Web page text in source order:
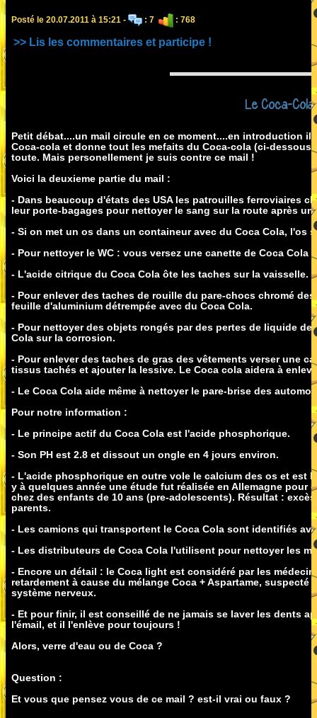
Posté le 20.07.2011 à 15:21 - : 7 : 768
>> Lis les commentaires et participe !
Le Coca-
Petit débat....un mail circule en ce moment....en introduction
Coca-cola et donne tout les mefaits du Coca-cola (ci-
toute. Mais personellement je suis contre ce mail !
Voici la deuxieme partie du mail :
- Dans beaucoup d'états des USA les patrouilles ferroviaires
leur porte-bagages pour nettoyer le sang sur la route après un
- Si on met un os dans un containeur avec du Coca Cola, l'os
- Pour nettoyer le WC : vous versez une canette de Coca
- L'acide citrique du Coca Cola ôte les taches sur la vaisselle.
- Pour enlever des taches de rouille du pare-chocs chromé
feuille d'aluminium détrempée avec du Coca Cola.
- Pour nettoyer des objets rongés par des pertes de liquide
Cola sur la corrosion.
- Pour enlever des taches de gras des vêtements verser une
tissus tachés et ajouter la lessive. Le Coca cola aidera à
- Le Coca Cola aide même à nettoyer le pare-brise des
Pour notre information :
- Le principe actif du Coca Cola est l'acide phosphorique.
- Son PH est 2.8 et dissout un ongle en 4 jours environ.
- L'acide phosphorique en outre vole le calcium des os et est
y à quelques année une étude fut réalisée en Allemagne
chez des enfants de 10 ans (pre-adolescents). Résultat :
parents.
- Les camions qui transportent le Coca Cola sont identifiés
- Les distributeurs de Coca Cola l'utilisent pour nettoyer les
- Encore un détail : le Coca light est considéré par les
retardement à cause du mélange Coca + Aspartame,
système nerveux.
- Et pour finir, il est conseillé de ne jamais se laver les dents
l'émail, et il l'enlève pour toujours !
Alors, verre d'eau ou de Coca ?
Question :
Et vous que pensez vous de ce mail ? est-il vrai ou faux ?